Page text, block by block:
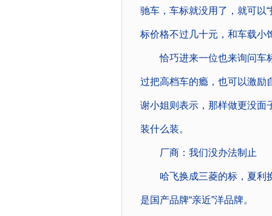
驰车，车标就没用了，就可以
标价格不过几十元，和车载小
恰巧进来一位也来询问车标
过把高档车的瘾，也可以激励
谢小姐则表示，那样做更没面
装什么装。
厂商：我们没办法制止
哈飞换成三菱的标，夏利
是国产品牌“亲近”洋品牌。